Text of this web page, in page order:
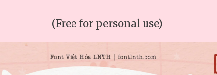
(Free for personal use)